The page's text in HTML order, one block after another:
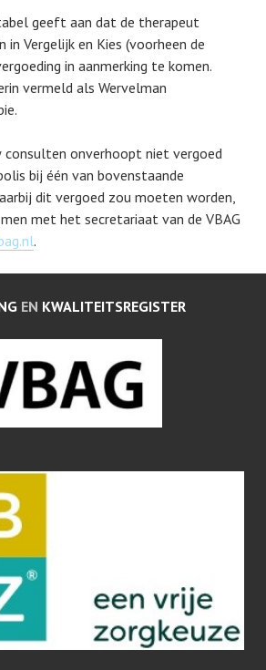
geeft aan dat de therapeut
Vergelijk en Kies (voorheen de
in aanmerking te komen.
vermeld als Wervelman
onverhoopt niet vergoed
bij één van bovenstaande
dit vergoed zou moeten worden,
met het secretariaat van de VBAG
.
EN KWALITEITSREGISTER